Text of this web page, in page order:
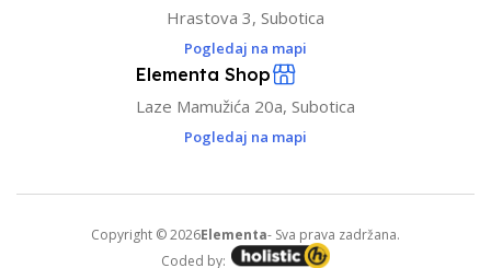
Hrastova 3, Subotica
Pogledaj na mapi
Elementa Shop
Laze Mamužića 20a, Subotica
Pogledaj na mapi
Copyright © 2026Elementa- Sva prava zadržana.
Coded by: